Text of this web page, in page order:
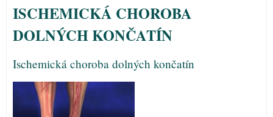
ISCHEMICKÁ CHOROBA
DOLNÝCH KONČATÍN
Ischemická choroba dolných končatín